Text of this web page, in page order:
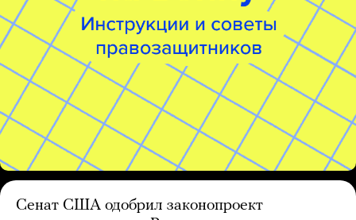
Сенат США одобрил законопроект